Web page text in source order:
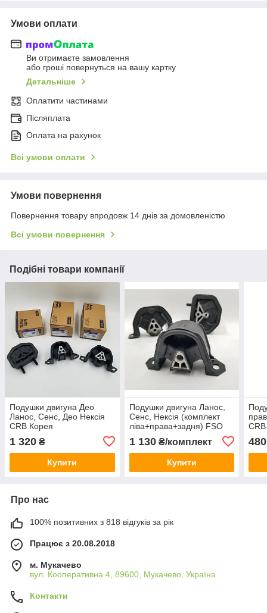
Умови оплати
Ви отримаєте замовлення
або гроші повернуться на вашу картку
Детальніше
Оплатити частинами
Післяплата
Оплата на рахунок
Всі умови оплати
Умови повернення
Повернення товару впродовж 14 днів за домовленістю
Всі умови повернення
Подібні товари компанії
Подушки двигуна Део
Ланос, Сенс, Део Нексія
CRB Корея
1 320 ₴
Купити
Подушки двигуна Ланос,
Сенс, Нексія (комплект
ліва+права+задня) FSO
1 130₴/комплект
Купити
480
Про нас
100% позитивних з 818 відгуків за рік
Працює з 20.08.2018
м. Мукачево
вул. Кооперативна 4, 89600, Мукачево, Україна
Контакти